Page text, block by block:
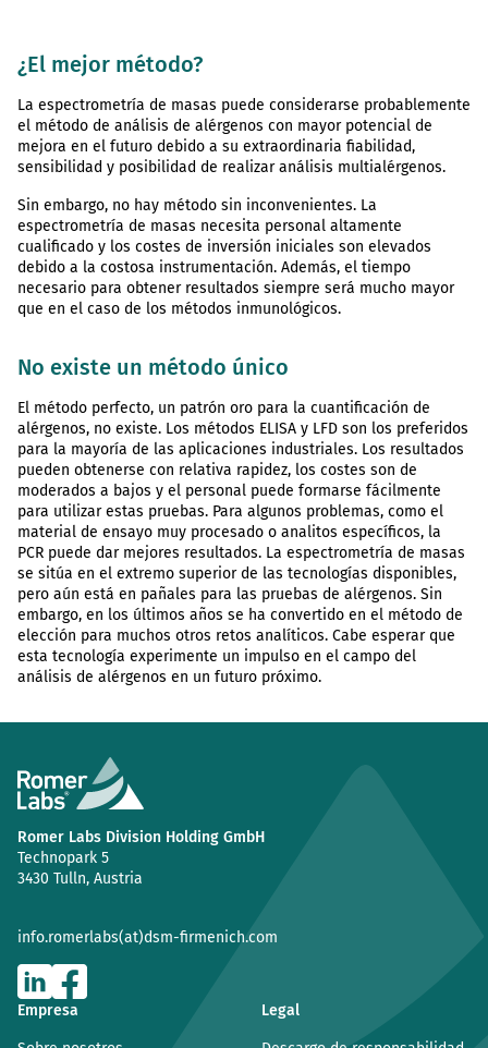
¿El mejor método?
La espectrometría de masas puede considerarse probablemente
el método de análisis de alérgenos con mayor potencial de
mejora en el futuro debido a su extraordinaria fiabilidad,
sensibilidad y posibilidad de realizar análisis multialérgenos.
Sin embargo, no hay método sin inconvenientes. La
espectrometría de masas necesita personal altamente
cualificado y los costes de inversión iniciales son elevados
debido a la costosa instrumentación. Además, el tiempo
necesario para obtener resultados siempre será mucho mayor
que en el caso de los métodos inmunológicos.
No existe un método único
El método perfecto, un patrón oro para la cuantificación de
alérgenos, no existe. Los métodos ELISA y LFD son los preferidos
para la mayoría de las aplicaciones industriales. Los resultados
pueden obtenerse con relativa rapidez, los costes son de
moderados a bajos y el personal puede formarse fácilmente
para utilizar estas pruebas. Para algunos problemas, como el
material de ensayo muy procesado o analitos específicos, la
PCR puede dar mejores resultados. La espectrometría de masas
se sitúa en el extremo superior de las tecnologías disponibles,
pero aún está en pañales para las pruebas de alérgenos. Sin
embargo, en los últimos años se ha convertido en el método de
elección para muchos otros retos analíticos. Cabe esperar que
esta tecnología experimente un impulso en el campo del
análisis de alérgenos en un futuro próximo.
Romer Labs Division Holding GmbH
Technopark 5
3430 Tulln, Austria
info.romerlabs(at)dsm-firmenich.com
Empresa Legal